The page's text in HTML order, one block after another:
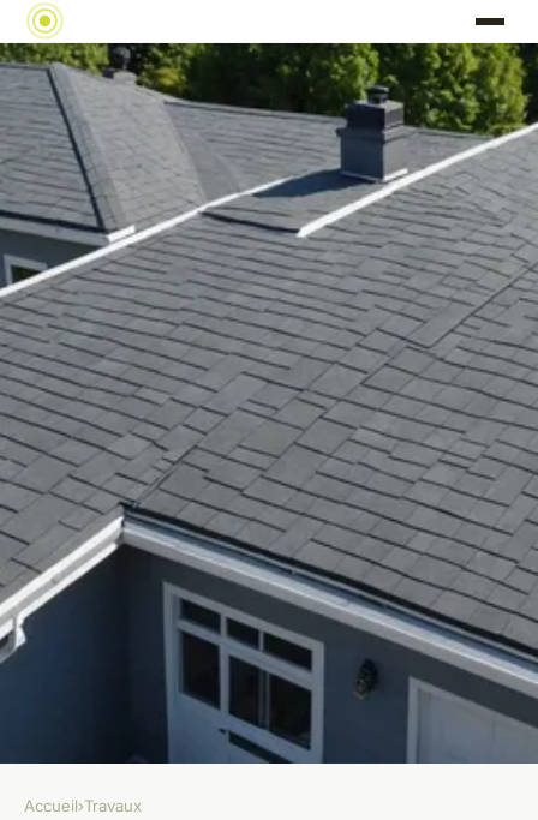
Accueil›Travaux